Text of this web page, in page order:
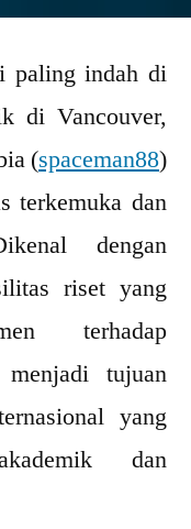
paling indah di
di Vancouver,
(spaceman88)
terkemuka dan
dengan
riset yang
terhadap
tujuan
yang
dan